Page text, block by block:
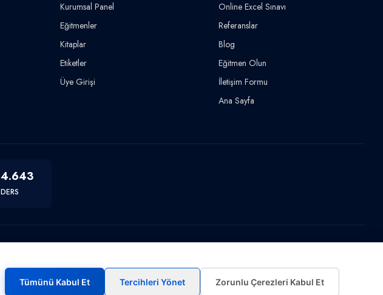
Kurumsal Panel
Eğitmenler
Kitaplar
Etiketler
Üye Girişi
Online Excel Sınavı
Referanslar
Blog
Eğitmen Olun
İletişim Formu
Ana Sayfa
4.643
DERS
Tümünü Kabul Et Tercihleri Yönet Zorunlu Çerezleri Kabul Et